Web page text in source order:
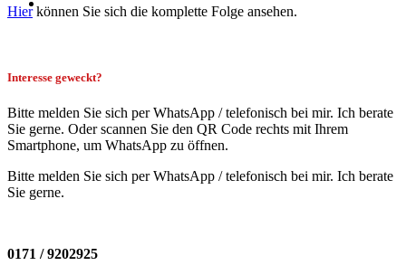
Hierkönnen Sie sich die komplette Folge ansehen.
Interesse geweckt?
Bitte melden Sie sich per WhatsApp / telefonisch bei mir. Ich berate
Sie gerne. Oder scannen Sie den QR Code rechts mit Ihrem
Smartphone, um WhatsApp zu öffnen.
Bitte melden Sie sich per WhatsApp / telefonisch bei mir. Ich berate
Sie gerne.
0171 / 9202925